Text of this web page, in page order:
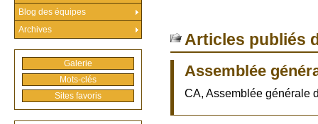
Articles publiés
Assemblée
CA, Assemblée générale
Blog des équipes
Archives
Galerie
Mots-clés
Sites favoris